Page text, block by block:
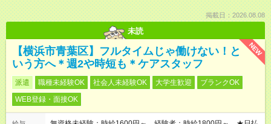
掲載日：2026.08.08
未読
NEW
【横浜市青葉区】フルタイムじゃ働けない！と
いう方へ＊週2や時短も＊ケアスタッフ
派遣 職種未経験OK 社会人未経験OK 大学生歓迎
ブランクOK
WEB登録・面接OK